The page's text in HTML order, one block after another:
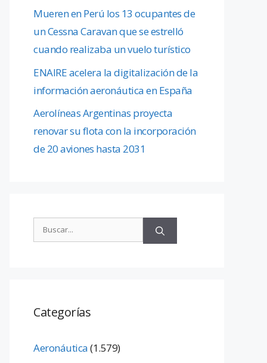
Mueren en Perú los 13 ocupantes de
un Cessna Caravan que se estrelló
cuando realizaba un vuelo turístico
ENAIRE acelera la digitalización de la
información aeronáutica en España
Aerolíneas Argentinas proyecta
renovar su flota con la incorporación
de 20 aviones hasta 2031
Categorías
Aeronáutica(1.579)